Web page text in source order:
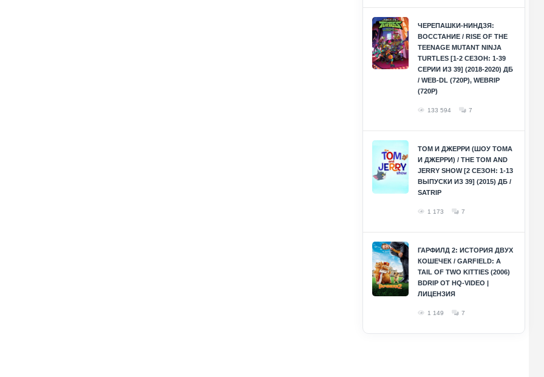
ЧЕРЕПАШКИ-НИНДЗЯ:
ВОССТАНИЕ / RISE OF THE
TEENAGE MUTANT NINJA
TURTLES [1-2 СЕЗОН: 1-39
СЕРИИ ИЗ 39] (2018-2020) ДБ
/ WEB-DL (720P), WEBRIP
(720P)
133 594 7
ТОМ И ДЖЕРРИ (ШОУ ТОМА
И ДЖЕРРИ) / THE TOM AND
JERRY SHOW [2 СЕЗОН: 1-13
ВЫПУСКИ ИЗ 39] (2015) ДБ /
SATRIP
1 173 7
ГАРФИЛД 2: ИСТОРИЯ ДВУХ
КОШЕЧЕК / GARFIELD: A
TAIL OF TWO KITTIES (2006)
BDRIP ОТ HQ-VIDEO |
ЛИЦЕНЗИЯ
1 149 7